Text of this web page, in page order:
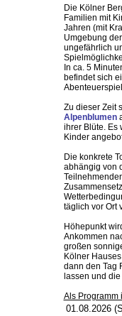
Die Kölner
Familien mit
Jahren (mit
Umgebung
ungefährlich
In ca. 5
befindet sich
Zu dieser Zeit
Alpenblumen
ihrer Blüte. Es
Kinder
Die konkrete
abhängig von
täglich vor Ort
Höhepunkt
Ankommen
großen
Kölner
dann den Tag
lassen und
Als Programm
01.08.2026